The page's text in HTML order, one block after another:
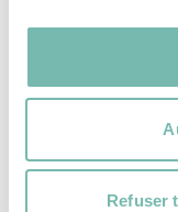
Refuser
NAMUROISE